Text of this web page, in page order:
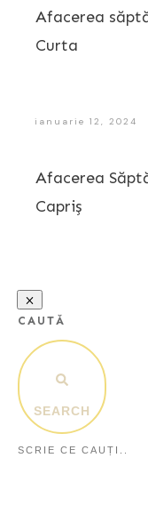
Afacerea
Curta
ianuarie 12, 2024
Afacerea
Capriș
CAUTĂ
SEARCH